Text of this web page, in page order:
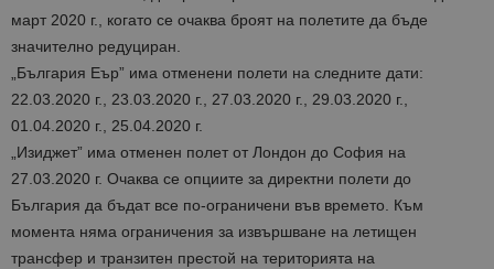
март 2020 г., когато се очаква броят на полетите да бъде
значително редуциран.
„България Еър” има отменени полети на следните дати:
22.03.2020 г., 23.03.2020 г., 27.03.2020 г., 29.03.2020 г.,
01.04.2020 г., 25.04.2020 г.
„Изиджет” има отменен полет от Лондон до София на
27.03.2020 г. Очаква се опциите за директни полети до
България да бъдат все по-ограничени във времето. Към
момента няма ограничения за извършване на летищен
трансфер и транзитен престой на територията на